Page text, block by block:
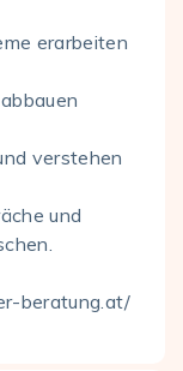
erarbeiten
verstehen
und
beratung.at/